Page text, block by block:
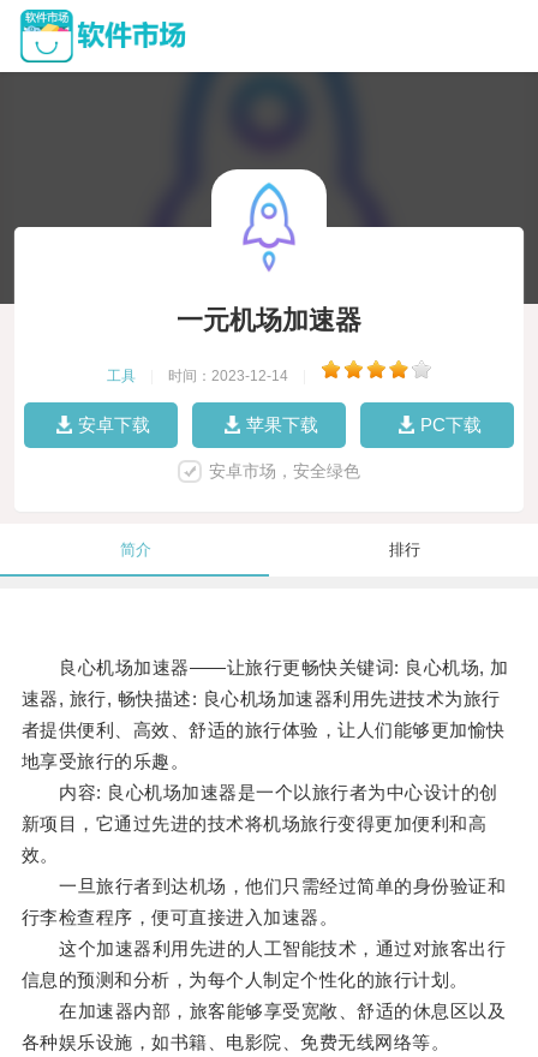
一元机场加速器
工具 时间：2023-12-14
安卓下载 苹果下载 PC下载
安卓市场，安全绿色
简介 排行
良心机场加速器——让旅行更畅快关键词: 良心机场, 加
速器, 旅行, 畅快描述: 良心机场加速器利用先进技术为旅行
者提供便利、高效、舒适的旅行体验，让人们能够更加愉快
地享受旅行的乐趣。
内容: 良心机场加速器是一个以旅行者为中心设计的创
新项目，它通过先进的技术将机场旅行变得更加便利和高
效。
一旦旅行者到达机场，他们只需经过简单的身份验证和
行李检查程序，便可直接进入加速器。
这个加速器利用先进的人工智能技术，通过对旅客出行
信息的预测和分析，为每个人制定个性化的旅行计划。
在加速器内部，旅客能够享受宽敞、舒适的休息区以及
各种娱乐设施，如书籍、电影院、免费无线网络等。